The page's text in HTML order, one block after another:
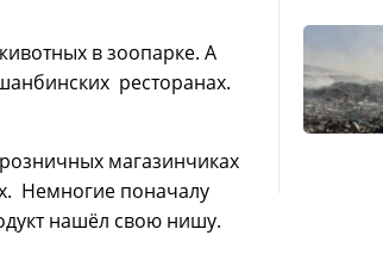
в зоопарке. А
ресторанах.
магазинчиках
Немногие поначалу
нашёл свою нишу.